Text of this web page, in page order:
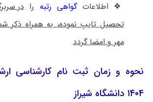
❖ اطلاعاتگواهی رتبه را در
تحصیل تایپ نموده، به همراه ذکر
مهر و امضا گردد
نحوه و زمان ثبت نام کارشناسی
۱۴۰۴ دانشگاه شیراز